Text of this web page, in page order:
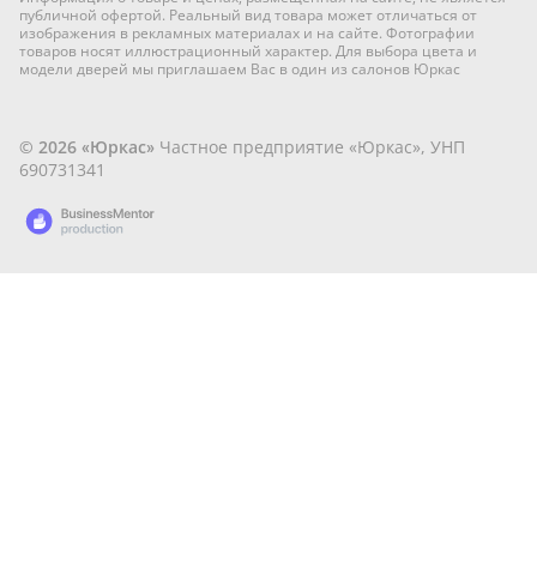
публичной офертой. Реальный вид товара может отличаться от
изображения в рекламных материалах и на сайте. Фотографии
товаров носят иллюстрационный характер. Для выбора цвета и
модели дверей мы приглашаем Вас в один из салонов Юркас
© 2026 «Юркас» Частное предприятие «Юркас», УНП
690731341